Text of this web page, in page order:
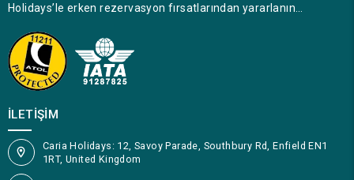
Holidays’le erken rezervasyon fırsatlarından yararlanın…
İLETIŞIM
Caria Holidays: 12, Savoy Parade, Southbury Rd, Enfield EN1
1RT, United Kingdom